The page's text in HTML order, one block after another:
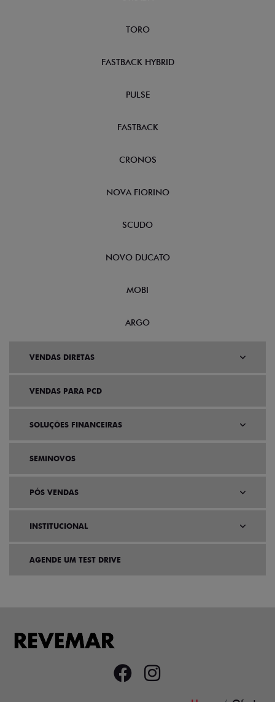
TORO
FASTBACK HYBRID
PULSE
FASTBACK
CRONOS
NOVA FIORINO
SCUDO
NOVO DUCATO
MOBI
ARGO
VENDAS DIRETAS
VENDAS PARA PCD
SOLUÇÕES FINANCEIRAS
SEMINOVOS
PÓS VENDAS
INSTITUCIONAL
AGENDE UM TEST DRIVE